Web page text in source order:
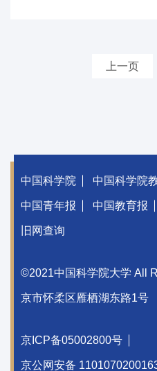
上一页
中国科学院 中国科学院
中国青年报 中国教育报
旧网查询
©2021中国科学院大学 All
京市怀柔区雁栖湖东路1号
京ICP备05002800号
京公网安备